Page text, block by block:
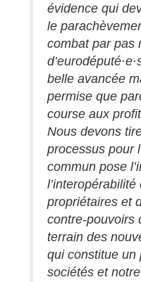
évidence qui
le
combat par pas
belle avancée
permise que
course aux
Nous devons
processus pour
commun pose
propriétaires et
contre-pouvoirs
terrain des
qui constitue un
sociétés et